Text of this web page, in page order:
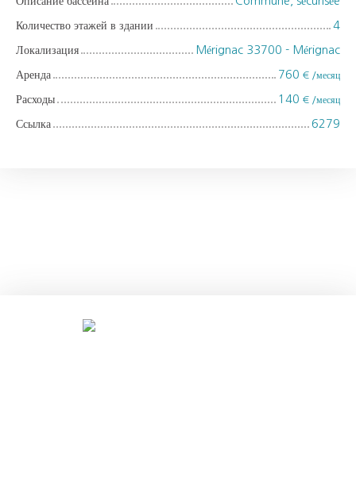
Количество этажей в здании 4
Локализация Mérignac 33700 - Mérignac
Аренда 760 € /месяц
Расходы 140 € /месяц
Ссылка 6279